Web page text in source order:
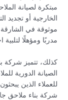
مبتكرة لصيانة
الخارجية أو
موثوقة في الشارقة
مدربًا ومؤهلًا لتلبية
كذلك، تتميز شركة
الصيانة الدورية
للعملاء الذين
شركة بناء ملاحق